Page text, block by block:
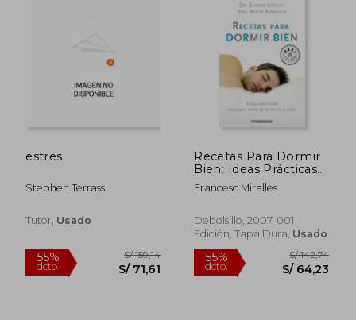
dcto. dcto. S/
estres
Stephen Terrass
Tutor, Usado
Recetas Para Dormir
Bien: Ideas Prácticas
Para que Nada le
Quite el Sueño (Best
Francesc Miralles
Debolsillo, 2007, 001
Edición, Tapa Dura, Usado